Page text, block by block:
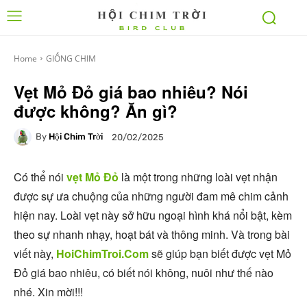
Home GIỐNG CHIM
Vẹt Mỏ Đỏ giá bao nhiêu? Nói
được không? Ăn gì?
By Hội Chim Trời 20/02/2025
Có thể nói vẹt Mỏ Đỏ là một trong những loài vẹt nhận
được sự ưa chuộng của những người đam mê chim cảnh
hiện nay. Loài vẹt này sở hữu ngoại hình khá nổi bật, kèm
theo sự nhanh nhạy, hoạt bát và thông minh. Và trong bài
viết này, HoiChimTroi.Comsẽ giúp bạn biết được vẹt Mỏ
Đỏ giá bao nhiêu, có biết nói không, nuôi như thế nào
nhé. Xin mời!!!